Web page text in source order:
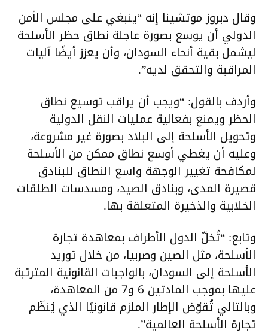
وقال دبروز موتشينا إنه “ينبغي على مجلس الأمن
الدولي أن يوسع بصورة عاجلة نطاق حظر الأسلحة
ليشمل بقية أنحاء السودان، وأن يعزز أيضًا آليات
المراقبة والتحقق لديه”.
وأردف بالقول: “ويجب أن يراقب توسيع نطاق
الحظر ويمنع بفعالية عمليات النقل الدولية
وتحويل الأسلحة إلى البلاد بصورة غير مشروعة،
وعليه أن يغطي أوسع نطاق ممكن من الأسلحة
لمكافحة تغيير الوجهة واسع النطاق للبنادق
قصيرة المدى، وبنادق الصيد، ومسدسات الطلقات
الخلابية والذخيرة المتعلقة بها.
وتابع: “تُخلّ الدول الأطراف بمعاهدة تجارة
الأسلحة، مثل الصين وصربيا، من خلال توريد
الأسلحة إلى السودان، بالواجبات القانونية المترتبة
عليها بموجب المادتين 6 و7 من المعاهدة،
وبالتالي تُقوّض الإطار الملزم قانونيًا الذي يُنظّم
تجارة الأسلحة العالمية”.